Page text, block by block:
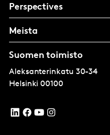
Perspectives
Meista
Suomen toimisto
Aleksanterinkatu 30-34
Helsinki 00100